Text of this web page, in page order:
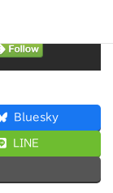
Bluesky
LINE